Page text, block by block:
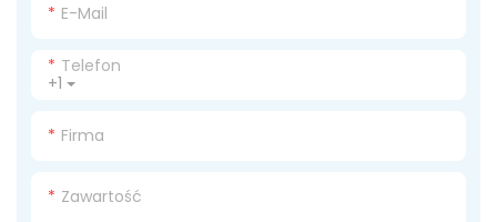
E-Mail
+1
Telefon
Firma
Zawartość